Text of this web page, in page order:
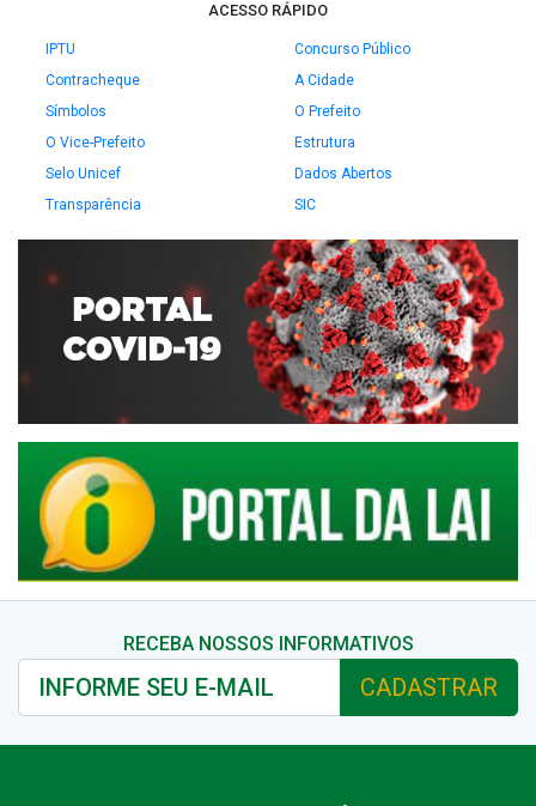
ACESSO RÁPIDO
IPTU
Concurso Público
Contracheque
A Cidade
Símbolos
O Prefeito
O Vice-Prefeito
Estrutura
Selo Unicef
Dados Abertos
Transparência
SIC
RECEBA NOSSOS INFORMATIVOS
CADASTRAR